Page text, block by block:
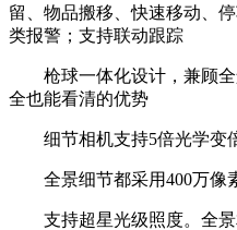
留、物品搬移、快速移动、
类报警；支持联动跟踪
枪球一体化设计，兼顾全
全也能看清的优势
细节相机支持5倍光学变
全景细节都采用400万像
支持超星光级照度。全景